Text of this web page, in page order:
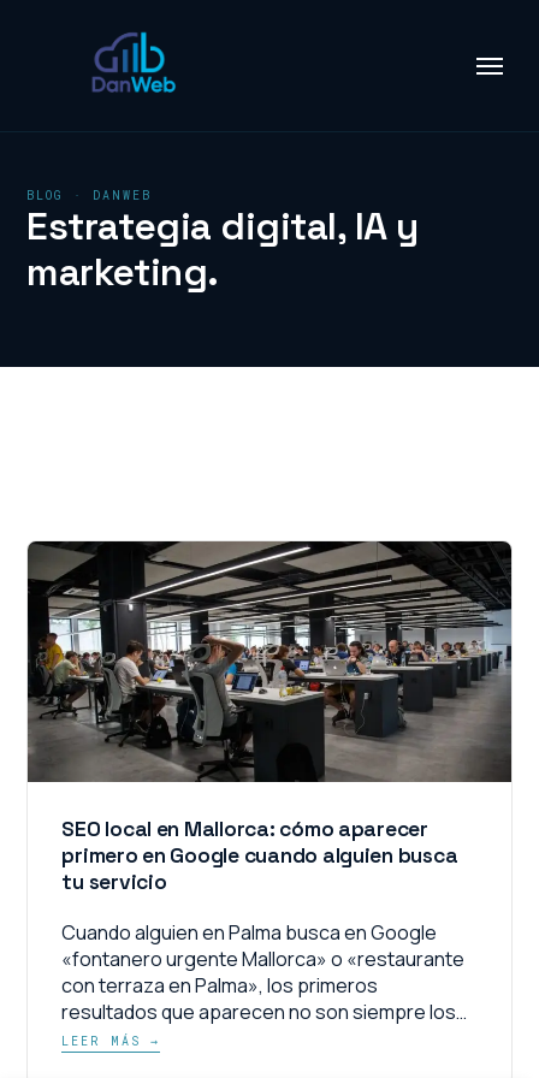
BLOG · DANWEB
Estrategia digital, IA y
marketing.
SEO local en Mallorca: cómo aparecer
primero en Google cuando alguien busca
tu servicio
Cuando alguien en Palma busca en Google
«fontanero urgente Mallorca» o «restaurante
con terraza en Palma», los primeros
resultados que aparecen no son siempre los…
LEER MÁS →